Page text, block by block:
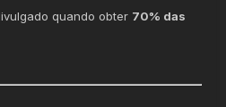
quando obter 70% das